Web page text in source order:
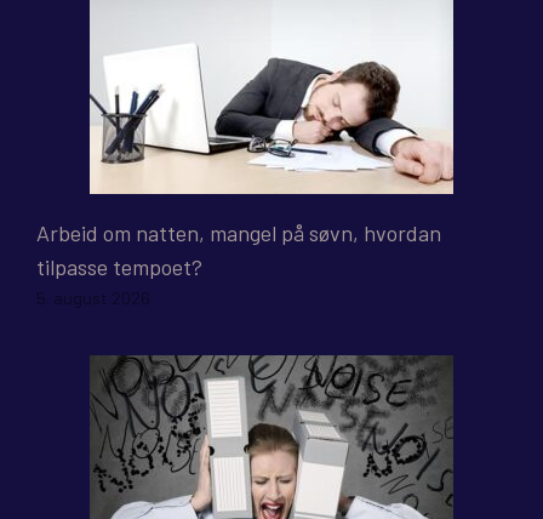
Arbeid om natten, mangel på søvn, hvordan
tilpasse tempoet?
5. august 2026